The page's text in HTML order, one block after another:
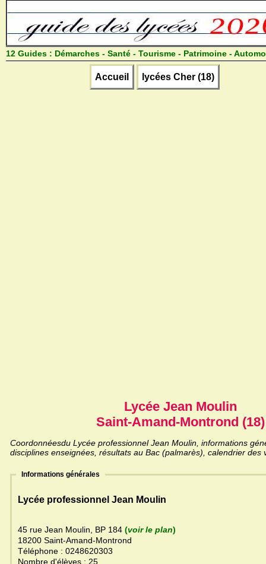
12 Guides : Démarches - Santé - Tourisme - Patrimoine -
Accueil lycées Cher (18)
Lycée Jean Moulin
Saint-Amand-Montrond (18)
Coordonnéesdu Lycée professionnel Jean Moulin, informations
disciplines enseignées, résultats au Bac (palmarès), calendrier des
Informations générales
Lycée professionnel Jean Moulin
45 rue Jean Moulin, BP 184 (voir le plan)
18200 Saint-Amand-Montrond
Téléphone : 0248620303
Nombre d'élèves : 25